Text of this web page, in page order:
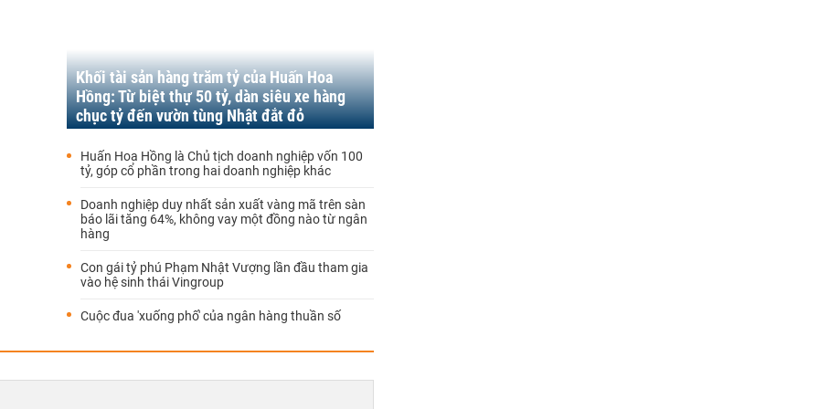
Khối tài sản hàng trăm tỷ của Huấn Hoa
Hồng: Từ biệt thự 50 tỷ, dàn siêu xe hàng
chục tỷ đến vườn tùng Nhật đắt đỏ
Huấn Hoa Hồng là Chủ tịch doanh nghiệp vốn 100
tỷ, góp cổ phần trong hai doanh nghiệp khác
Doanh nghiệp duy nhất sản xuất vàng mã trên sàn
báo lãi tăng 64%, không vay một đồng nào từ ngân
hàng
Con gái tỷ phú Phạm Nhật Vượng lần đầu tham gia
vào hệ sinh thái Vingroup
Cuộc đua 'xuống phố' của ngân hàng thuần số